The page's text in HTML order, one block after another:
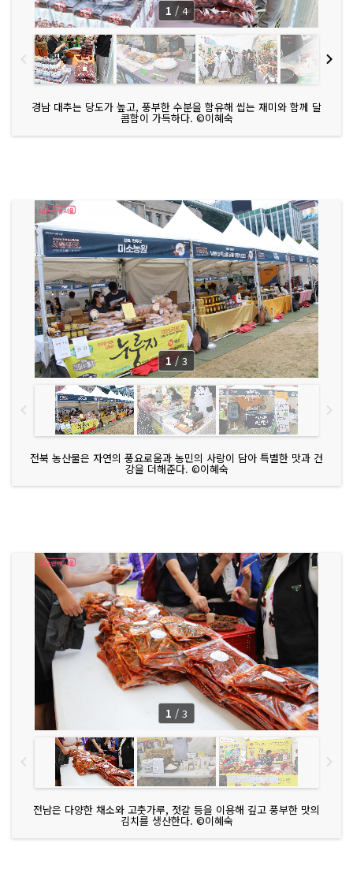
경남 대추는 당도가 높고, 풍부한 수분을 함유해 씹는 재미와 함께 달
콤함이 가득하다. ©이혜숙
1 / 4
전북 농산물은 자연의 풍요로움과 농민의 사랑이 담아 특별한 맛과 건
강을 더해준다. ©이혜숙
1 / 3
전남은 다양한 채소와 고춧가루, 젓갈 등을 이용해 깊고 풍부한 맛의
김치를 생산한다. ©이혜숙
1 / 3